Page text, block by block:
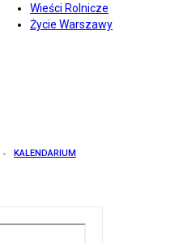
Wieści Rolnicze
Życie Warszawy
KALENDARIUM